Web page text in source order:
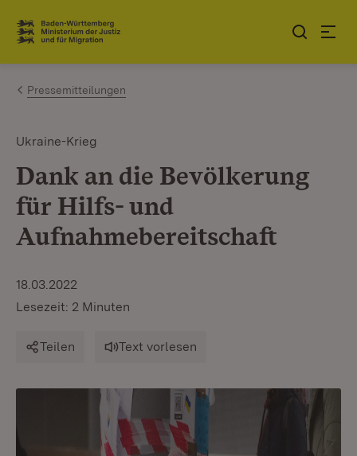
Zum Inhalt springen
Link zur Startseite
Pressemitteilungen
Ukraine-Krieg
Dank an die Bevölkerung
für Hilfs- und
Aufnahmebereitschaft
18.03.2022
Lesezeit: 2 Minuten
Teilen Text vorlesen